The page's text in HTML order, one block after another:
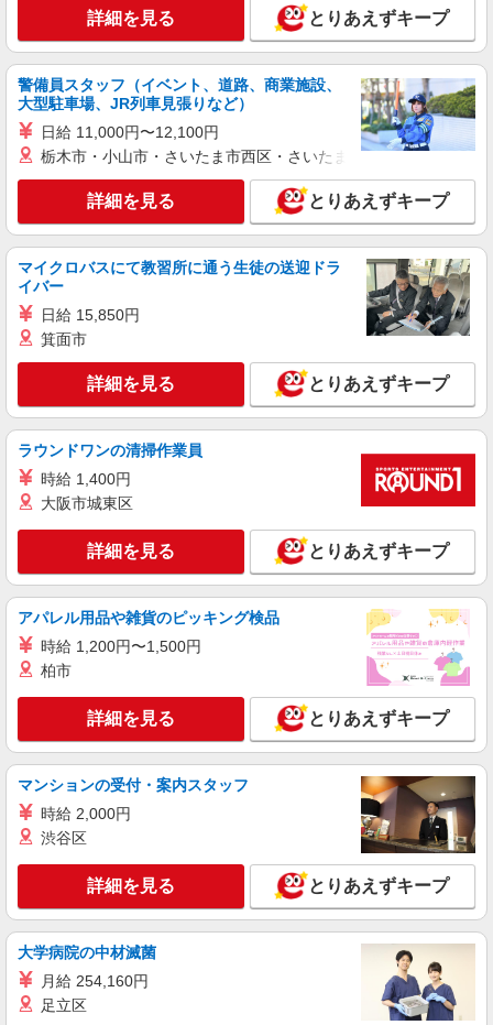
詳細を見る とりあえずキープ
警備員スタッフ（イベント、道路、商業施設、
大型駐車場、JR列車見張りなど）
日給 11,000円〜12,100円
栃木市・小山市・さいたま市西区・さいたま市岩槻区・久喜市・
詳細を見る とりあえずキープ
マイクロバスにて教習所に通う生徒の送迎ドラ
イバー
日給 15,850円
箕面市
詳細を見る とりあえずキープ
ラウンドワンの清掃作業員
時給 1,400円
大阪市城東区
詳細を見る とりあえずキープ
アパレル用品や雑貨のピッキング検品
時給 1,200円〜1,500円
柏市
詳細を見る とりあえずキープ
マンションの受付・案内スタッフ
時給 2,000円
渋谷区
詳細を見る とりあえずキープ
大学病院の中材滅菌
月給 254,160円
足立区